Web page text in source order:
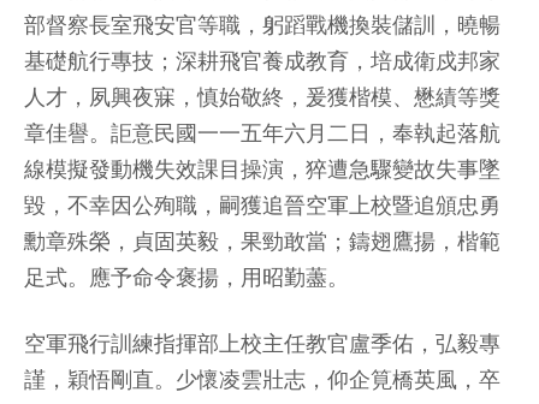
部督察長室飛安官等職，躬蹈戰機換裝儲訓，曉暢
基礎航行專技；深耕飛官養成教育，培成衛戍邦家
人才，夙興夜寐，慎始敬終，爰獲楷模、懋績等獎
章佳譽。詎意民國一一五年六月二日，奉執起落航
線模擬發動機失效課目操演，猝遭急驟變故失事墜
毀，不幸因公殉職，嗣獲追晉空軍上校暨追頒忠勇
勳章殊榮，貞固英毅，果勁敢當；鑄翅鷹揚，楷範
足式。應予命令褒揚，用昭勤藎。
空軍飛行訓練指揮部上校主任教官盧季佑，弘毅專
謹，穎悟剛直。少懷凌雲壯志，仰企筧橋英風，卒